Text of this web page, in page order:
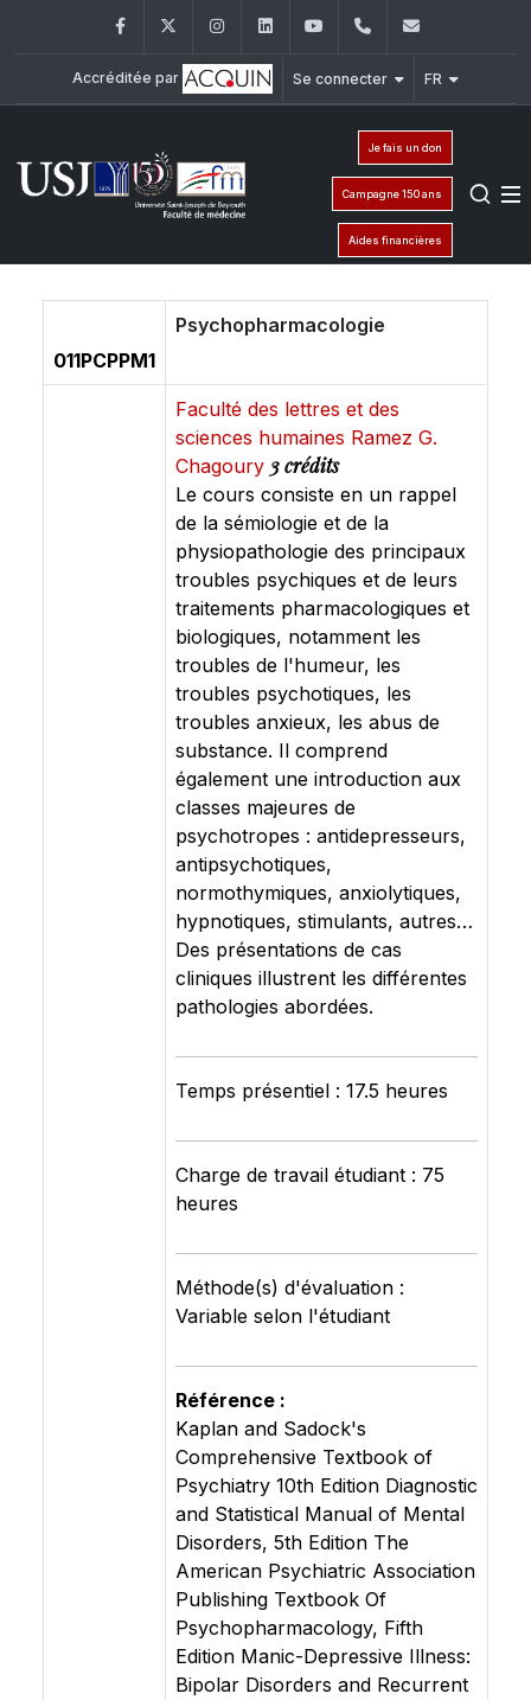
FacebookTwitter InstagramLinkedInYouTube+961 (1) 421 235
Accréditée par Se connecter FR
Je fais un don
Campagne 150 ans
Aides financières
011PCPPM1
Psychopharmacologie
Faculté des lettres et des
sciences humaines Ramez G.
Chagoury 3 crédits
Le cours consiste en un rappel
de la sémiologie et de la
physiopathologie des principaux
troubles psychiques et de leurs
traitements pharmacologiques et
biologiques, notamment les
troubles de l'humeur, les
troubles psychotiques, les
troubles anxieux, les abus de
substance. Il comprend
également une introduction aux
classes majeures de
psychotropes : antidepresseurs,
antipsychotiques,
normothymiques, anxiolytiques,
hypnotiques, stimulants, autres…
Des présentations de cas
cliniques illustrent les différentes
pathologies abordées.
Temps présentiel : 17.5 heures
Charge de travail étudiant : 75
heures
Méthode(s) d'évaluation :
Variable selon l'étudiant
Référence :
Kaplan and Sadock's
Comprehensive Textbook of
Psychiatry 10th Edition Diagnostic
and Statistical Manual of Mental
Disorders, 5th Edition The
American Psychiatric Association
Publishing Textbook Of
Psychopharmacology, Fifth
Edition Manic-Depressive Illness:
Bipolar Disorders and Recurrent